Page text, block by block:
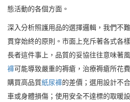
態活動的各個方面。
深入分析照護用品的選擇邏輯，我們不
貫穿始終的原則。市面上充斥著各式各
長者這件事上，品質的妥協往往意味著
褲可能導致嚴重的褥瘡，治療褥瘡所花
購買高品質紙尿褲的差價；選用設計不
車或身體損傷；使用安全不達標的取暖